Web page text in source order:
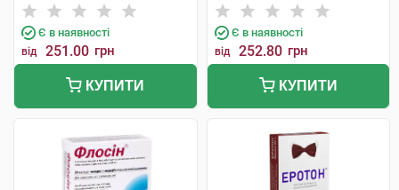
Є в наявності
від 251.00 грн
КУПИТИ
Є в наявності
від 252.80 грн
КУПИТИ